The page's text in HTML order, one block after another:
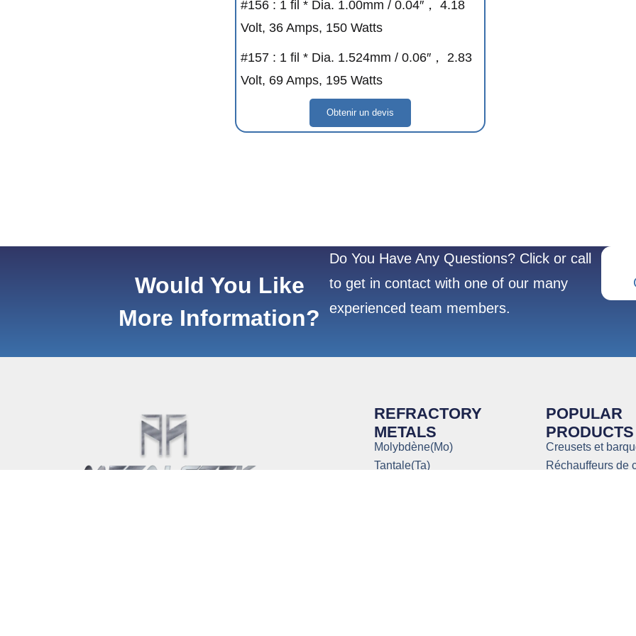
#156 : 1 fil * Dia. 1.00mm / 0.04″， 4.18
Volt, 36 Amps, 150 Watts
#157 : 1 fil * Dia. 1.524mm / 0.06″， 2.83
Volt, 69 Amps, 195 Watts
Obtenir un devis
Would You Like
More Information?
Do You Have Any Questions? Click or call
to get in contact with one of our many
experienced team members.
REFRACTORY
METALS
Molybdène(Mo)
Tantale(Ta)
POPULAR
PRODUCTS
Creusets et
Réchauffeurs de